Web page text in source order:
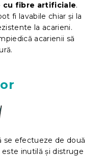
cu fibre artificiale.
fi lavabile chiar și la
la acarieni.
acarienii să
se efectueze de două
este inutilă și distruge